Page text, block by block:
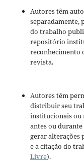
Autores têm
separadamente,
do trabalho
repositório
reconhecimento
revista.
Autores têm
distribuir seu
institucionais ou
antes ou
gerar alterações
e a citação do
Livre).